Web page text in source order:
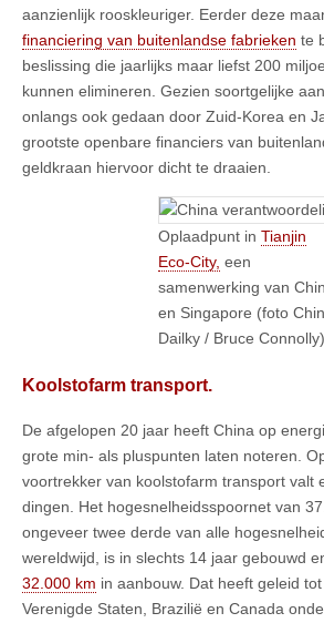
aanzienlijk rooskleuriger. Eerder deze
financiering van buitenlandse fabrieken te
beslissing die jaarlijks maar liefst 200
kunnen elimineren. Gezien soortgelijke
onlangs ook gedaan door Zuid-Korea en
grootste openbare financiers van
geldkraan hiervoor dicht te draaien.
Oplaadpunt in Tianjin
Eco-City, een
samenwerking van
en Singapore (foto
Dailky / Bruce Connolly)
Koolstofarm transport.
De afgelopen 20 jaar heeft China op
grote min- als pluspunten laten noteren.
voortrekker van koolstofarm transport valt
dingen. Het hogesnelheidsspoornet van
ongeveer twee derde van alle
wereldwijd, is in slechts 14 jaar gebouwd
32.000 km in aanbouw. Dat heeft geleid
Verenigde Staten, Brazilië en Canada